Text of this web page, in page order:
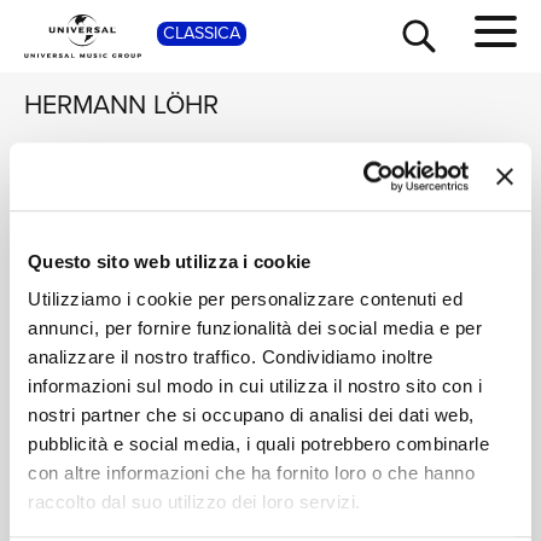
Questo sito web utilizza i cookie
Utilizziamo i cookie per personalizzare contenuti ed
annunci, per fornire funzionalità dei social media e per
analizzare il nostro traffico. Condividiamo inoltre
informazioni sul modo in cui utilizza il nostro sito con i
nostri partner che si occupano di analisi dei dati web,
pubblicità e social media, i quali potrebbero combinarle
con altre informazioni che ha fornito loro o che hanno
raccolto dal suo utilizzo dei loro servizi.
CLASSICA
HERMANN LÖHR
Jascha Heifetz - It
Legendary classic
and jazz studio takes
Digitale
BENJAMIN LUXON,
DAVID WILLISON,
Edwardian Ballads
Digitale
Home Classica > Hermann Löhr
SHOP
TOUR
NEWS
RICERCA
CHI SIAMO
CONTATTI
NEWSLETTER